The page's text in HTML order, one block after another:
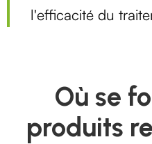
l'efficacité du
Où se
produits